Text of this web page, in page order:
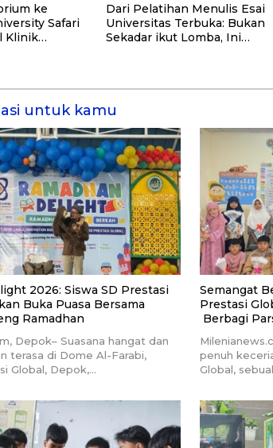
ke
Safari
Klinik
Dari Pelatihan Menulis Esai
Universitas Terbuka: Bukan
Sekadar ikut Lomba, Ini
untuk kamu
2026: Siswa SD Prestasi
Buka Puasa Bersama
Ramadhan
Depok– Suasana hangat dan
terasa di Dome Al-Farabi,
Global, Depok,…
Semangat
Prestasi
Berbagi
penuh
Global,